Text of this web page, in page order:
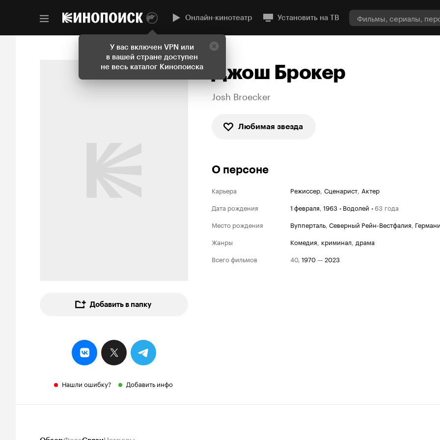
У вас включен VPN или
в вашей стране доступен
не весь каталог Кинопоиска
Онлайн-кинотеатр Установить на ТВ
Добавить в папку
Нашли ошибку? Добавить инфо
Джош Брокер
Josh Broecker
Любимая звезда
О персоне
Карьера Режиссер, Сценарист, Актер
Дата рождения
1 февраля, 1963 • Водолей • 63 года
Место рождения
Вупперталь, Северный Рейн-Вестфалия,
Жанры
комедия, криминал, драма
Всего фильмов
40, 1970— 2023